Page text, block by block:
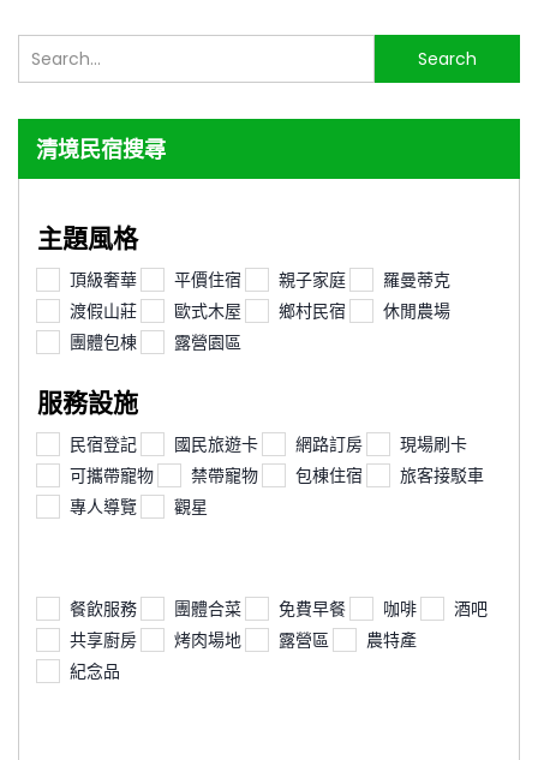
搜
尋...
Search
清境民宿搜尋
主題風格
頂級奢華 平價住宿 親子家庭
羅曼蒂克
渡假山莊
歐式木屋 鄉村民宿
休閒農場
團體包棟
露營園區
服務設施
民宿登記 國民旅遊卡 網路訂房
現場刷卡
可攜帶寵物
禁帶寵物 包棟住宿
旅客接駁車
專人導覽
觀星
餐飲服務 團體合菜 免費早餐 咖啡
酒吧
共享廚房
烤肉場地 露營區
農特產
紀念品